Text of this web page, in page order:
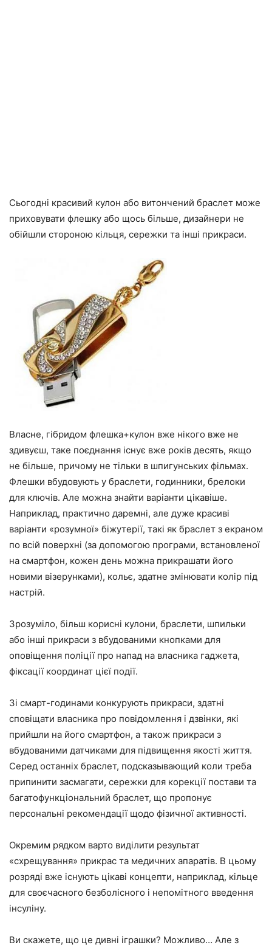
Сьогодні красивий кулон або витончений браслет може
приховувати флешку або щось більше, дизайнери не
обійшли стороною кільця, сережки та інші прикраси.
Власне, гібридом флешка+кулон вже нікого вже не
здивуєш, таке поєднання існує вже років десять, якщо
не більше, причому не тільки в шпигунських фільмах.
Флешки вбудовують у браслети, годинники, брелоки
для ключів. Але можна знайти варіанти цікавіше.
Наприклад, практично даремні, але дуже красиві
варіанти «розумної» біжутерії, такі як браслет з екраном
по всій поверхні (за допомогою програми, встановленої
на смартфон, кожен день можна прикрашати його
новими візерунками), кольє, здатне змінювати колір під
настрій.
Зрозуміло, більш корисні кулони, браслети, шпильки
або інші прикраси з вбудованими кнопками для
оповіщення поліції про напад на власника гаджета,
фіксації координат цієї події.
Зі смарт-годинами конкурують прикраси, здатні
сповіщати власника про повідомлення і дзвінки, які
прийшли на його смартфон, а також прикраси з
вбудованими датчиками для підвищення якості життя.
Серед останніх браслет, подсказывающий коли треба
припинити засмагати, сережки для корекції постави та
багатофункціональний браслет, що пропонує
персональні рекомендації щодо фізичної активності.
Окремим рядком варто виділити результат
«схрещування» прикрас та медичних апаратів. В цьому
розряді вже існують цікаві концепти, наприклад, кільце
для своєчасного безболісного і непомітного введення
інсуліну.
Ви скажете, що це дивні іграшки? Можливо… Але з